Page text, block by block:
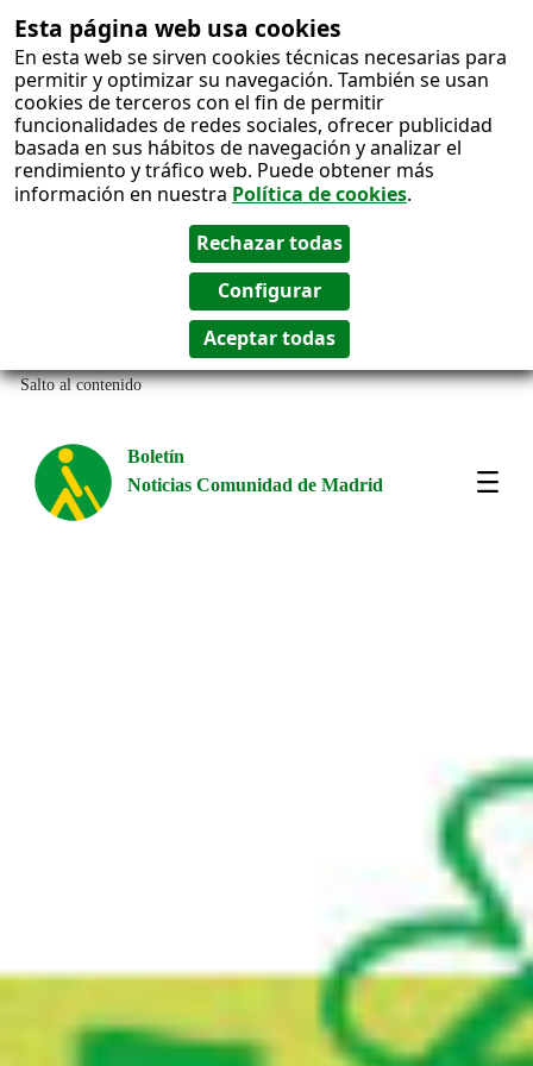
Esta página web usa cookies
En esta web se sirven cookies técnicas necesarias para
permitir y optimizar su navegación. También se usan
cookies de terceros con el fin de permitir
funcionalidades de redes sociales, ofrecer publicidad
basada en sus hábitos de navegación y analizar el
rendimiento y tráfico web. Puede obtener más
información en nuestra Política de cookies.
Salto al contenido
Boletín
Noticias Comunidad de Madrid